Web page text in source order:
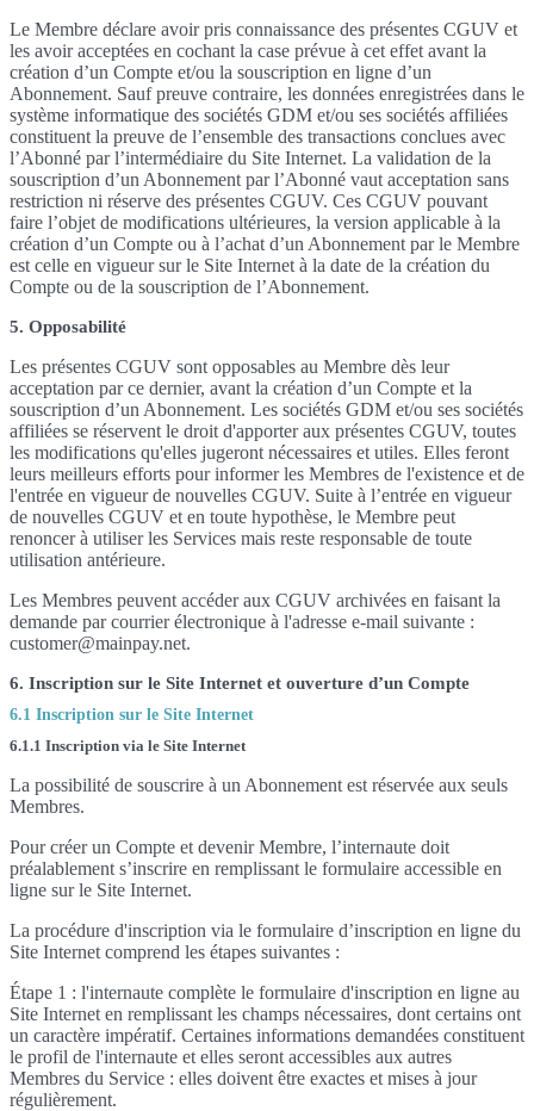
Le Membre déclare avoir pris connaissance des présentes CGUV et
les avoir acceptées en cochant la case prévue à cet effet avant la
création d’un Compte et/ou la souscription en ligne d’un
Abonnement. Sauf preuve contraire, les données enregistrées dans le
système informatique des sociétés GDM et/ou ses sociétés affiliées
constituent la preuve de l’ensemble des transactions conclues avec
l’Abonné par l’intermédiaire du Site Internet. La validation de la
souscription d’un Abonnement par l’Abonné vaut acceptation sans
restriction ni réserve des présentes CGUV. Ces CGUV pouvant
faire l’objet de modifications ultérieures, la version applicable à la
création d’un Compte ou à l’achat d’un Abonnement par le Membre
est celle en vigueur sur le Site Internet à la date de la création du
Compte ou de la souscription de l’Abonnement.
5. Opposabilité
Les présentes CGUV sont opposables au Membre dès leur
acceptation par ce dernier, avant la création d’un Compte et la
souscription d’un Abonnement. Les sociétés GDM et/ou ses sociétés
affiliées se réservent le droit d'apporter aux présentes CGUV, toutes
les modifications qu'elles jugeront nécessaires et utiles. Elles feront
leurs meilleurs efforts pour informer les Membres de l'existence et de
l'entrée en vigueur de nouvelles CGUV. Suite à l’entrée en vigueur
de nouvelles CGUV et en toute hypothèse, le Membre peut
renoncer à utiliser les Services mais reste responsable de toute
utilisation antérieure.
Les Membres peuvent accéder aux CGUV archivées en faisant la
demande par courrier électronique à l'adresse e-mail suivante :
customer@mainpay.net.
6. Inscription sur le Site Internet et ouverture d’un Compte
6.1 Inscription sur le Site Internet
6.1.1 Inscription via le Site Internet
La possibilité de souscrire à un Abonnement est réservée aux seuls
Membres.
Pour créer un Compte et devenir Membre, l’internaute doit
préalablement s’inscrire en remplissant le formulaire accessible en
ligne sur le Site Internet.
La procédure d'inscription via le formulaire d’inscription en ligne du
Site Internet comprend les étapes suivantes :
Étape 1 : l'internaute complète le formulaire d'inscription en ligne au
Site Internet en remplissant les champs nécessaires, dont certains ont
un caractère impératif. Certaines informations demandées constituent
le profil de l'internaute et elles seront accessibles aux autres
Membres du Service : elles doivent être exactes et mises à jour
régulièrement.